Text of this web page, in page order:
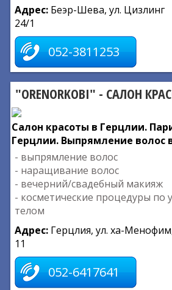
Адрес: Беэр-Шева, ул. Цизлинг
24/1
052-3811253
"ORENORKOBI" - САЛОН
Салон красоты в Герцлии.
Герцлии. Выпрямление волос
- выпрямление волос
- наращивание волос
- вечерний/свадебный макияж
- косметические процедуры по
телом
Адрес: Герцлия, ул. ха-
11
052-6417641